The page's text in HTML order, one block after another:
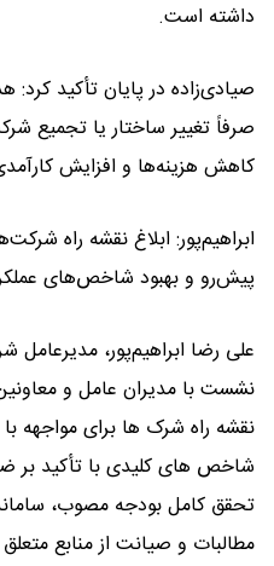
داشته است.
صیادی‌زاده در پایان تأکید
صرفاً تغییر ساختار یا تجمیع
کاهش هزینه‌ها و افزایش
ابراهیم‌پور: ابلاغ نقشه راه
پیش‌رو و بهبود شاخص‌های
علی رضا ابراهیم‌پور، مدیرعامل
نشست با مدیران عامل و
نقشه راه شرک ها برای مواجهه
شاخص های کلیدی با تأکید بر
تحقق کامل بودجه مصوب،
مطالبات و صیانت از منابع